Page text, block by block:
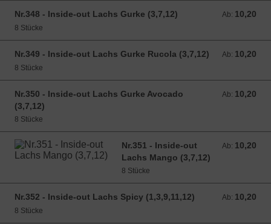
Nr.348 - Inside-out Lachs Gurke (3,7,12) Ab: 10,20
Ab: 10,20 EUR
8 Stücke
Nr.349 - Inside-out Lachs Gurke Rucola (3,7,12) Ab: 10,20
Ab: 10,20 EUR
8 Stücke
Nr.350 - Inside-out Lachs Gurke Avocado
(3,7,12)
Ab: 10,20
Ab: 10,20 EUR
8 Stücke
Nr.351 - Inside-out
Lachs Mango (3,7,12)
Ab: 10,20
Ab: 10,20 EUR
8 Stücke
Nr.352 - Inside-out Lachs Spicy (1,3,9,11,12) Ab: 10,20
Ab: 10,20 EUR
8 Stücke